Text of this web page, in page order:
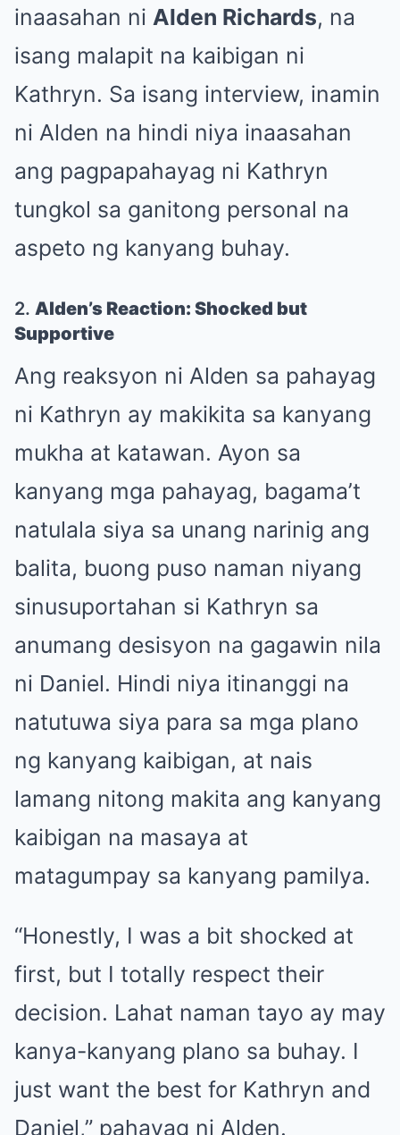
inaasahan ni Alden Richards, na
isang malapit na kaibigan ni
Kathryn. Sa isang interview, inamin
ni Alden na hindi niya inaasahan
ang pagpapahayag ni Kathryn
tungkol sa ganitong personal na
aspeto ng kanyang buhay.
2. Alden’s Reaction: Shocked but
Supportive
Ang reaksyon ni Alden sa pahayag
ni Kathryn ay makikita sa kanyang
mukha at katawan. Ayon sa
kanyang mga pahayag, bagama’t
natulala siya sa unang narinig ang
balita, buong puso naman niyang
sinusuportahan si Kathryn sa
anumang desisyon na gagawin nila
ni Daniel. Hindi niya itinanggi na
natutuwa siya para sa mga plano
ng kanyang kaibigan, at nais
lamang nitong makita ang kanyang
kaibigan na masaya at
matagumpay sa kanyang pamilya.
“Honestly, I was a bit shocked at
first, but I totally respect their
decision. Lahat naman tayo ay may
kanya-kanyang plano sa buhay. I
just want the best for Kathryn and
Daniel,” pahayag ni Alden.